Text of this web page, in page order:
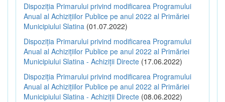
Dispoziția Primarului privind modificarea Programului
Anual al Achizițiilor Publice pe anul 2022 al Primăriei
Municipiului Slatina (01.07.2022)
Dispoziția Primarului privind modificarea Programului
Anual al Achizițiilor Publice pe anul 2022 al Primăriei
Municipiului Slatina - Achiziții Directe (17.06.2022)
Dispoziția Primarului privind modificarea Programului
Anual al Achizițiilor Publice pe anul 2022 al Primăriei
Municipiului Slatina - Achiziții Directe (08.06.2022)